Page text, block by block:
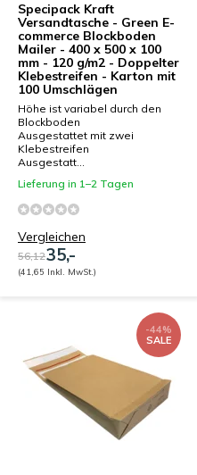
Specipack Kraft
Versandtasche - Green E-
commerce Blockboden
Mailer - 400 x 500 x 100
mm - 120 g/m2 - Doppelter
Klebestreifen - Karton mit
100 Umschlägen
Höhe ist variabel durch den
Blockboden
Ausgestattet mit zwei
Klebestreifen
Ausgestatt...
Lieferung in 1–2 Tagen
Vergleichen
56,1235,-
(41,65 Inkl. MwSt.)
-44%
SALE